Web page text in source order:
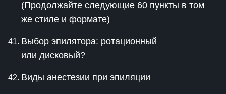
(Продолжайте следующие 60 пункты в том
же стиле и формате)
Выбор эпилятора: ротационный
или дисковый?
Виды анестезии при эпиляции